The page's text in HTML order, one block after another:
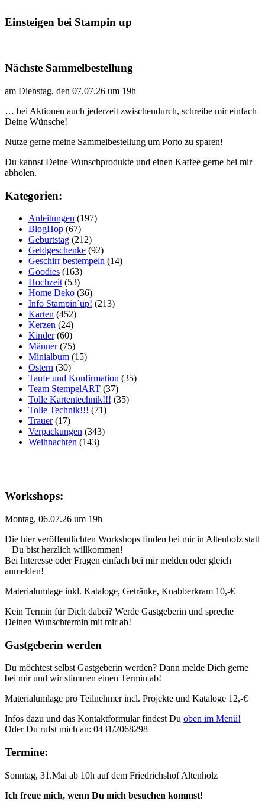
Einsteigen bei Stampin up
Nächste Sammelbestellung
am Dienstag, den 07.07.26 um 19h
… bei Aktionen auch jederzeit zwischendurch, schreibe mir einfach
Deine Wünsche!
Nutze gerne meine Sammelbestellung um Porto zu sparen!
Du kannst Deine Wunschprodukte und einen Kaffee gerne bei mir
abholen.
Kategorien:
Anleitungen (197)
BlogHop (67)
Geburtstag (212)
Geldgeschenke (92)
Geschirr bestempeln (14)
Goodies (163)
Hochzeit(53)
Home Deko (36)
Info Stampin´up! (213)
Karten (452)
Kerzen (24)
Kinder(60)
Männer(75)
Minialbum (15)
Ostern (30)
Taufe und Konfirmation (35)
Team StempelART (37)
Tolle Kartentechnik!!! (35)
Tolle Technik!!! (71)
Trauer(17)
Verpackungen (343)
Weihnachten (143)
Workshops:
Montag, 06.07.26 um 19h
Die hier veröffentlichten Workshops finden bei mir in Altenholz statt
– Du bist herzlich willkommen!
Bei Interesse oder Fragen einfach bei mir melden oder gleich
anmelden!
Materialumlage inkl. Kataloge, Getränke, Knabberkram 10,-€
Kein Termin für Dich dabei? Werde Gastgeberin und spreche
Deinen Wunschtermin mit mir ab!
Gastgeberin werden
Du möchtest selbst Gastgeberin werden? Dann melde Dich gerne
bei mir und wir stimmen einen Termin ab!
Materialumlage pro Teilnehmer incl. Projekte und Kataloge 12,-€
Infos dazu und das Kontaktformular findest Du oben im Menü!
Oder Du rufst mich an: 0431/2068298
Termine:
Sonntag, 31.Mai ab 10h auf dem Friedrichshof Altenholz
Ich freue mich, wenn Du mich besuchen kommst!